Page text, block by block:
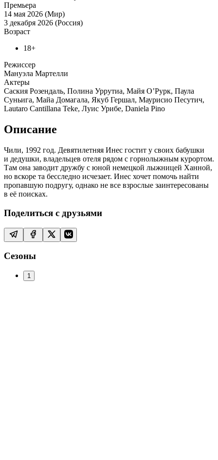
Премьера
14 мая 2026 (Мир)
3 декабря 2026 (Россия)
Возраст
18+
Режиссер
Мануэла Мартелли
Актеры
Саския Розендаль, Полина Уррутиа, Майя О’Рурк, Паула
Суньига, Майа Домагала, Якуб Гершал, Маурисио Песутич,
Lautaro Cantillana Teke, Луис Урибе, Daniela Pino
Описание
Чили, 1992 год. Девятилетняя Инес гостит у своих бабушки
и дедушки, владельцев отеля рядом с горнолыжным курортом.
Там она заводит дружбу с юной немецкой лыжницей Ханной,
но вскоре та бесследно исчезает. Инес хочет помочь найти
пропавшую подругу, однако не все взрослые заинтересованы
в её поисках.
Поделиться с друзьями
Сезоны
1